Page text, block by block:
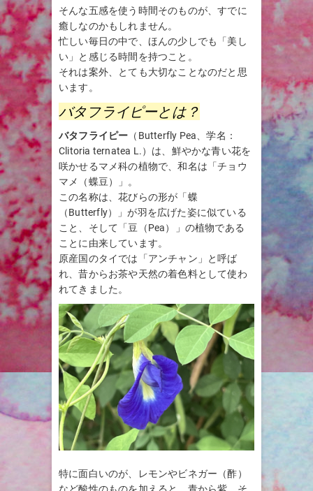
そんな五感を使う時間そのものが、すでに
癒しなのかもしれません。
忙しい毎日の中で、ほんの少しでも「美し
い」と感じる時間を持つこと。
それは案外、とても大切なことなのだと思
います。
バタフライピーとは？
バタフライピー （Butterfly Pea、学名：
Clitoria ternatea L.）は、鮮やかな青い花を
咲かせるマメ科の植物で、和名は「チョウ
マメ（蝶豆）」。
この名称は、花びらの形が「蝶
（Butterfly）」が羽を広げた姿に似ている
こと、そして「豆（Pea）」の植物である
ことに由来しています。
原産国のタイでは「アンチャン」と呼ば
れ、昔からお茶や天然の着色料として使わ
れてきました。
特に面白いのが、レモンやビネガー（酢）
など酸性のものを加えると、青から紫、そ